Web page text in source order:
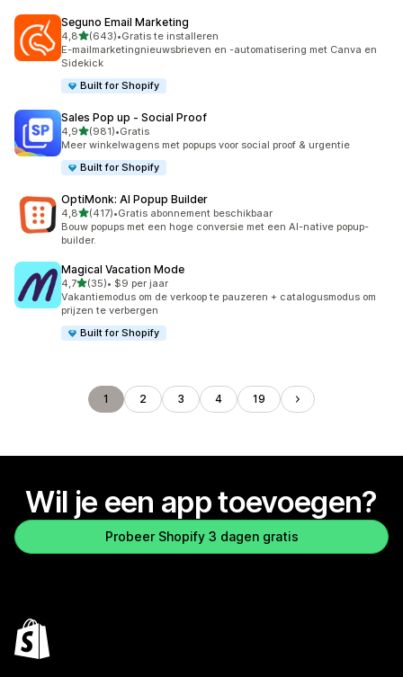
Seguno Email Marketing
4,8van 5 sterren
(643)
643 recensies in totaal
•Gratis te installeren
E-mailmarketingnieuwsbrieven en -automatisering met Canva en
Sidekick
Built for Shopify
Sales Pop up ‑ Social Proof
4,9van 5 sterren
(981)
981 recensies in totaal
•Gratis
Meer winkelwagens met popups voor social proof & urgentie
Built for Shopify
OptiMonk: AI Popup Builder
4,8van 5 sterren
(417)
417 recensies in totaal
•Gratis abonnement beschikbaar
Bouw popups met een hoge conversie met een AI-native popup-
builder.
Magical Vacation Mode
4,7van 5 sterren
(35)
35 recensies in totaal
• $9 per jaar
Vakantiemodus om de verkoop te pauzeren + catalogusmodus om
prijzen te verbergen
Built for Shopify
1 2 3 4 19
Wil je een app toevoegen?
Probeer Shopify 3 dagen gratis